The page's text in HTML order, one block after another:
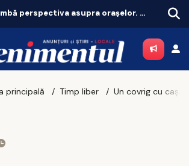
principală Timp liber